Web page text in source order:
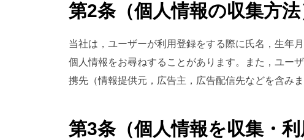
第2条（個人情報の収集方法
当社は，ユーザーが利用登録をする際に氏名，生年
個人情報をお尋ねすることがあります。また，ユー
携先（情報提供元，広告主，広告配信先などを含み
第3条（個人情報を収集・利